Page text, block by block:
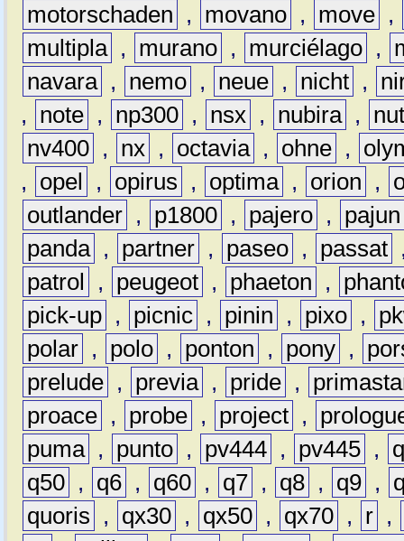
motorschaden
, movano , move ,
multipla , murano , murciélago ,
navara , nemo , neue , nicht ,
,
note , np300 , nsx , nubira ,
nv400 , nx , octavia , ohne ,
,
opel , opirus , optima , orion ,
outlander , p1800 , pajero ,
pajun
panda , partner , paseo , passat
patrol
, peugeot , phaeton ,
pick-up , picnic , pinin , pixo ,
polar , polo , ponton , pony ,
prelude , previa , pride ,
proace , probe , project ,
puma , punto , pv444 , pv445 ,
q50 , q6 , q60 , q7 , q8 , q9 ,
quoris
, qx30 , qx50 , qx70 , r ,